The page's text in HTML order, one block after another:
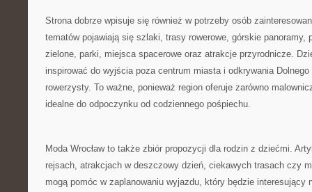
Strona dobrze wpisuje się również w potrzeby osób
tematów pojawiają się szlaki, trasy rowerowe, górskie panoramy,
zielone, parki, miejsca spacerowe oraz atrakcje przyrodnicze.
inspirować do wyjścia poza centrum miasta i odkrywania
rowerzysty. To ważne, ponieważ region oferuje zarówno
idealne do odpoczynku od codziennego pośpiechu.
Moda Wrocław to także zbiór propozycji dla rodzin z dziećmi.
rejsach, atrakcjach w deszczowy dzień, ciekawych trasach czy
mogą pomóc w zaplanowaniu wyjazdu, który będzie interesujący